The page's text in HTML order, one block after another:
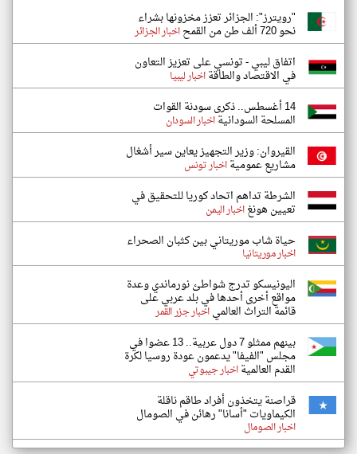
"رويترز": الجزائر تعزز مخزونها بشراء
نحو 720 ألف طن من القمح اخبار الجزائر
اتفاق ليبي - تونسي على تعزيز التعاون
في الاقتصاد والطاقةاخبار ليبيا
14 أغسطس.. ذكرى سودنة القوات
المسلحة السودانيةاخبار السودان
القيروان: وزير التجهيز يعاين سير أشغال
مشاريع عموميةاخبار تونس
الشرطة تداهم اتحاد كوريا للتحقيق في
تعيين هونغاخبار اليمن
حياة شاب موريتاني بين كثبان الصحراء
اخبار موريتانيا
اليونيسكو تدرج شواطئ نورماندي وعدة
مواقع أخرى أحدها في بلد عربي على
قائمة التراث العالمياخبار جزر القمر
بينهم ممثلو 7 دول عربية.. 13 عضوا في
مجلس "الفيفا" يدعمون عودة روسيا لكرة
القدم العالميةاخبار جيبوتي
قراصنة يتخذون أفراد طاقم ناقلة
الكيماويات "أسانا" رهائن في الصومال
اخبار الصومال